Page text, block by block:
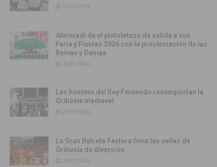
26/07/2026
Almoradí da el pistoletazo de salida a sus
Feria y Fiestas 2026 con la proclamación de las
Reinas y Damas
25/07/2026
Las huestes del Rey Fernando reconquistan la
Orihuela medieval
25/07/2026
La Gran Retreta Festera llena las calles de
Orihuela de diversión
24/07/2026